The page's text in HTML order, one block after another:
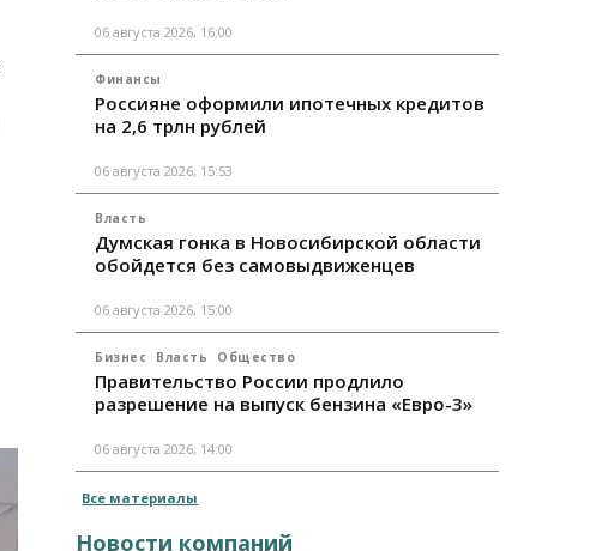
06 августа 2026, 16:00
Финансы
Россияне оформили ипотечных кредитов
на 2,6 трлн рублей
06 августа 2026, 15:53
Власть
Думская гонка в Новосибирской области
обойдется без самовыдвиженцев
06 августа 2026, 15:00
Бизнес Власть Общество
Правительство России продлило
разрешение на выпуск бензина «Евро-3»
06 августа 2026, 14:00
Все материалы
Новости компаний